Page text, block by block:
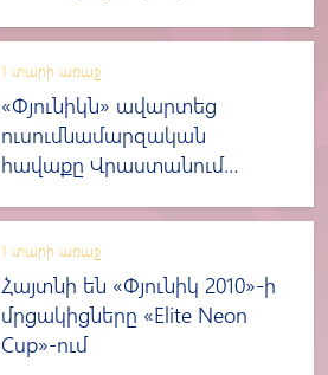
պատանիների նկատմամբ
1 տարի առաջ
«Փյունիկն» ավարտեց
ուսումնամարզական
հավաքը Վրաստանում
1 տարի առաջ
Հայտնի են «Փյունիկ 2010»-ի
մրցակիցները «Elite Neon
Cup»-ում